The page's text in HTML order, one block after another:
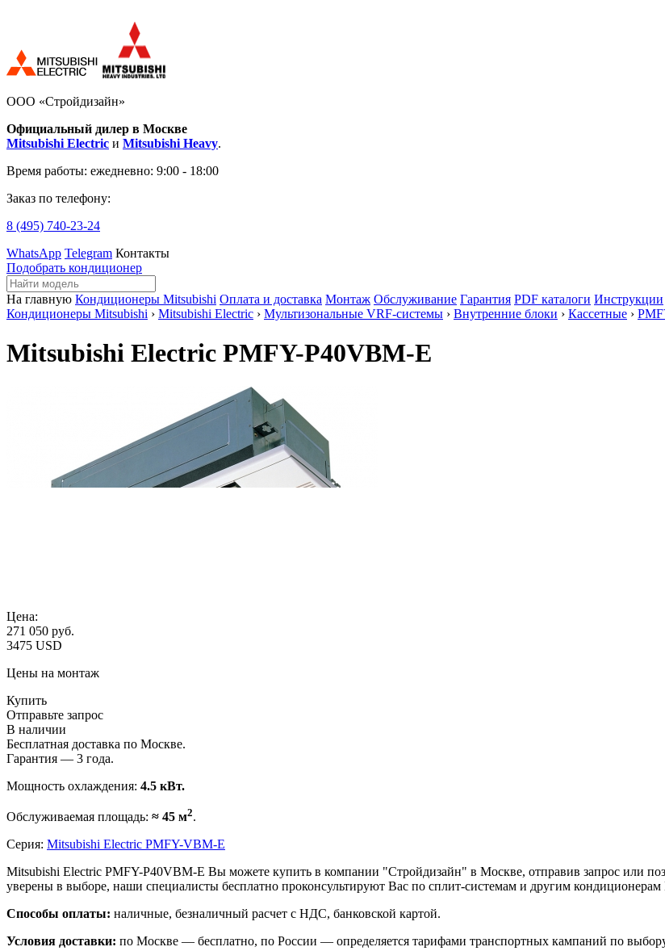
ООО «Стройдизайн»
Официальный дилер в Москве
Mitsubishi Electric и Mitsubishi Heavy.
Время работы: ежедневно: 9:00 - 18:00
Заказ по телефону:
8 (495) 740-23-24
WhatsApp Telegram Контакты
Подобрать кондиционер
На главную Кондиционеры Mitsubishi Оплата и доставка Монтаж Обслуживание Гарантия PDF каталоги Инструкции
Кондиционеры Mitsubishi › Mitsubishi Electric › Мультизональные VRF-системы › Внутренние блоки › Кассетные ›
Mitsubishi Electric PMFY-P40VBM-E
Цена:
271 050 руб.
3475 USD
Цены на монтаж
Купить
Отправьте запрос
В наличии
Бесплатная доставка по Москве.
Гарантия — 3 года.
Мощность охлаждения: 4.5 кВт.
Обслуживаемая площадь: ≈ 45 м2.
Серия: Mitsubishi Electric PMFY-VBM-E
Mitsubishi Electric PMFY-P40VBM-E Вы можете купить в компании "Стройдизайн" в Москве, отправив запрос или
уверены в выборе, наши специалисты бесплатно проконсультируют Вас по сплит-системам и другим
Способы оплаты: наличные, безналичный расчет с НДС, банковской картой.
Условия доставки: по Москве — бесплатно, по России — определяется тарифами транспортных кампаний по